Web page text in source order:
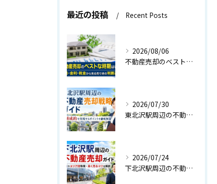
最近の投稿 Recent Posts
2026/08/06
不動産売却のベストな時期はいつ？相場・金利・税金から見る売り時の判断基準
2026/07/30
東北沢駅周辺の不動産売却戦略ガイド｜高値成約を実現するポイントを徹底解説
2026/07/24
下北沢駅周辺の不動産売却ガイド！相場やエリア別特徴・高く売るコツを解説